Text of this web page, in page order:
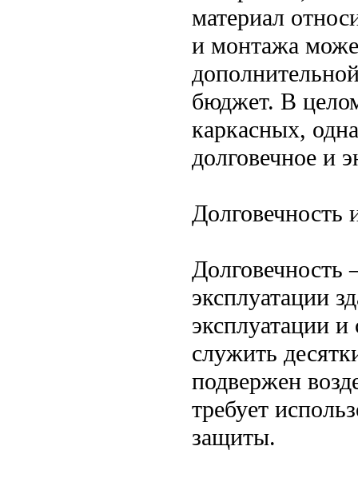
материал
и монтажа
бюджет. В
каркасных,
долговечное и
Долговечность
эксплуатации
эксплуатации
служить
подвержен
требует
защиты.